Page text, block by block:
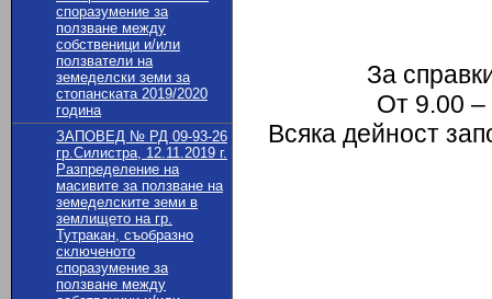
споразумение за
ползване между
собственици и/или
ползватели на
земеделски земи за
стопанската 2019/2020
година
ЗАПОВЕД № РД 09-93-26
гр.Силистра, 12.11.2019 г.
Разпределение на
масивите за ползване на
земеделските земи в
землището на гр.
Тутракан, съобразно
сключеното
споразумение за
ползване между
За
От 9.00 –
Всяка дейност